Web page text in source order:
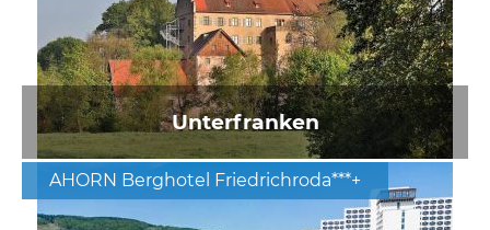
Unterfranken
AHORN Berghotel Friedrichroda***+